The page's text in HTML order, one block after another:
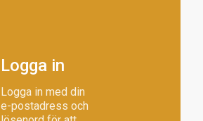
Logga in
Logga in med din
e-postadress och